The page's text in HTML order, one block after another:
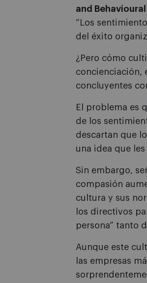
and
“Los
del éxito
¿Pero cómo
concienciación,
concluyentes
El problema es
de los
descartan que
una idea que
Sin embargo,
compasión
cultura y sus
los directivos
persona” tanto
Aunque este
las empresas